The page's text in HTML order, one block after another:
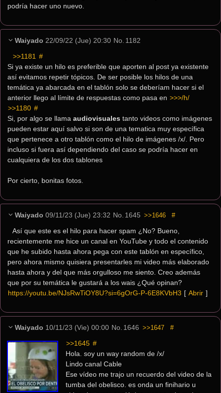
podría hacer uno nuevo.
Waiyado 22/09/22 (Jue) 20:30 No. 1182
>>1181 #
Si ya existe un hilo es preferible que aporten al post ya existente
así evitamos repetir tópicos. De ser posible los hilos de una
temática ya abarcada en el tablón solo se deberíam hacer si el
anterior llego al límite de respuestas como pasa en >>>/h/
>>1180 #
Si, por algo se llama audiovisuales tanto videos como imágenes
pueden estar aquí salvo si son de una tematica muy específica
que pertenece a otro tablón como el hilo de imágenes /x/. Pero
incluso si fuera así dependiendo del caso se podría hacer en
cualquiera de los dos tablones
Por cierto, bonitas fotos.
Waiyado 09/11/23 (Jue) 23:32 No. 1645 >>1646 #
Así que este es el hilo para hacer spam ¿No? Bueno,
recientemente me hice un canal en YouTube y todo el contenido
que he subido hasta ahora pega con este tablón en específico,
pero ahora mismo quisiera presentarles mi video más elaborado
hasta ahora y del que más orgulloso me siento. Creo además
que por su temática le gustará a los wais ¿Qué opinan?
https://youtu.be/NJsRwTiOY8U?si=6gOrG-P-6E8KVbH3 [ Abrir ]
Waiyado 10/11/23 (Vie) 00:00 No. 1646 >>1647 #
>>1645 #
Hola. soy un way random de /x/
Lindo canal Cable
Ese vídeo me trajo un recuerdo del video de la
tumba del obelisco. es onda un finihario u